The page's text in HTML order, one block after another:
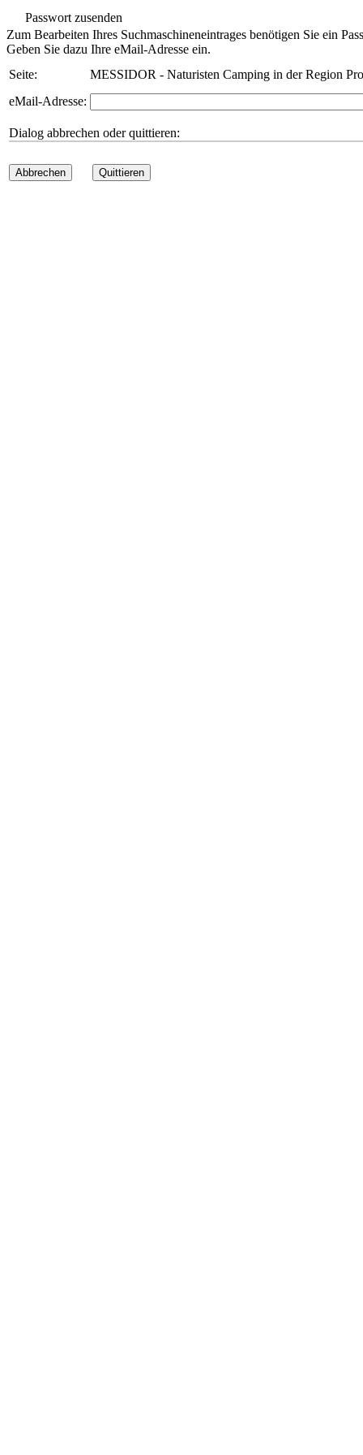
Passwort zusenden
Zum Bearbeiten Ihres Suchmaschineneintrages benötigen Sie ein
Geben Sie dazu Ihre eMail-Adresse ein.
Seite:
MESSIDOR - Naturisten Camping in der Region
eMail-Adresse:
Dialog abbrechen oder quittieren:
Abbrechen Quittieren